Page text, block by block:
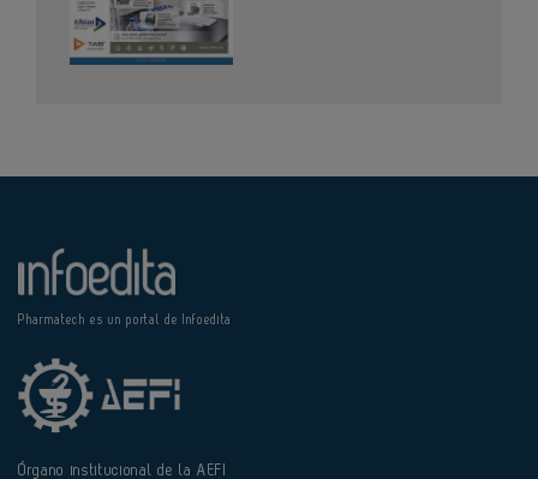
Pharmatech es un portal de Infoedita
Órgano institucional de la AEFI